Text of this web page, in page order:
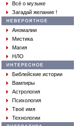
Всё о музыке
Загадай желание !
Аномалии
Мистика
Магия
НЛО
Библейские истории
Вампиры
Астрология
Психология
Твоё имя
Технологии